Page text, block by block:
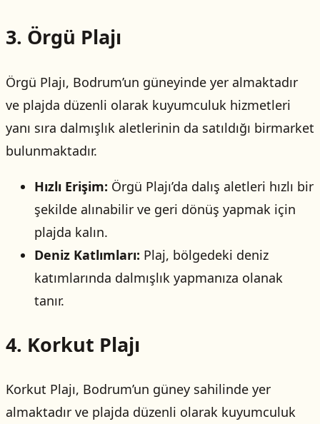
3. Örgü Plajı
Örgü Plajı, Bodrum’un güneyinde yer almaktadır
ve plajda düzenli olarak kuyumculuk hizmetleri
yanı sıra dalmışlık aletlerinin da satıldığı birmarket
bulunmaktadır.
Hızlı Erişim: Örgü Plajı’da dalış aletleri hızlı bir
şekilde alınabilir ve geri dönüş yapmak için
plajda kalın.
Deniz Katlımları: Plaj, bölgedeki deniz
katımlarında dalmışlık yapmanıza olanak
tanır.
4. Korkut Plajı
Korkut Plajı, Bodrum’un güney sahilinde yer
almaktadır ve plajda düzenli olarak kuyumculuk